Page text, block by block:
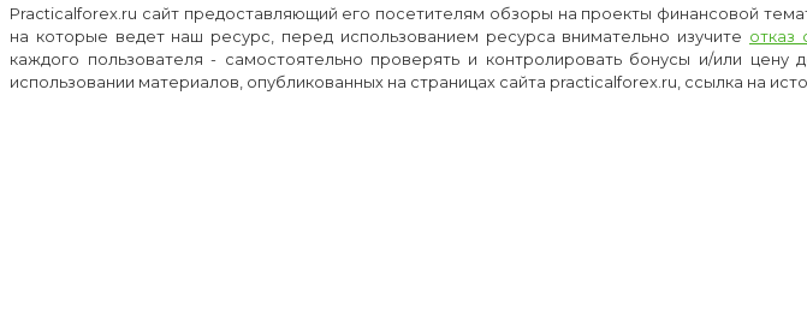
Practicalforex.ru сайт предоставляющий его посетителям обзоры на проекты финансовой
на которые ведет наш ресурс, перед использованием ресурса внимательно изучите отказ
каждого пользователя - самостоятельно проверять и контролировать бонусы и/или
использовании материалов, опубликованных на страницах сайта practicalforex.ru, ссылка на